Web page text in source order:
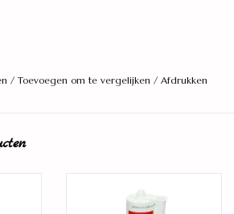
/Toevoegen om te vergelijken / Afdrukken